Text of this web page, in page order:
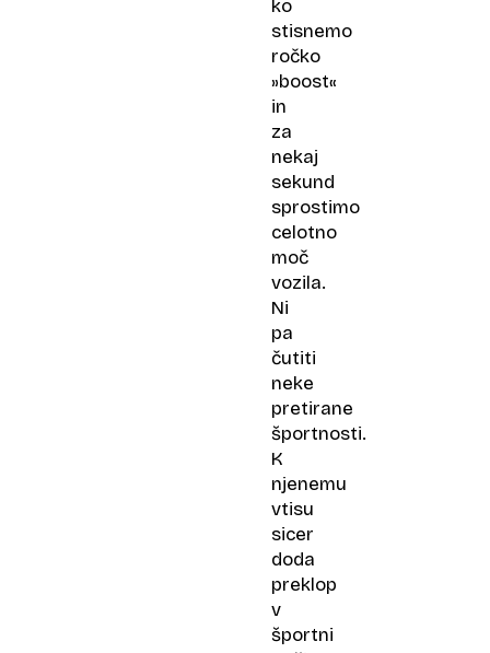
ko
stisnemo
ročko
»boost«
in
za
nekaj
sekund
sprostimo
celotno
moč
vozila.
Ni
pa
čutiti
neke
pretirane
športnosti.
K
njenemu
vtisu
sicer
doda
preklop
v
športni